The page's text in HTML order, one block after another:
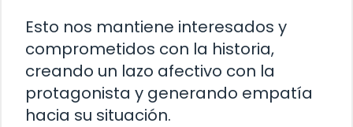
Esto nos mantiene interesados y
comprometidos con la historia,
creando un lazo afectivo con la
protagonista y generando empatía
hacia su situación.